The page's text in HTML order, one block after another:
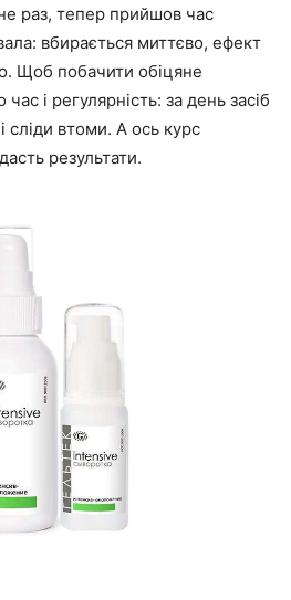
раз, тепер прийшов час
вбирається миттєво, ефект
Щоб побачити обіцяне
і регулярність: за день засіб
сліди втоми. А ось курс
результати.